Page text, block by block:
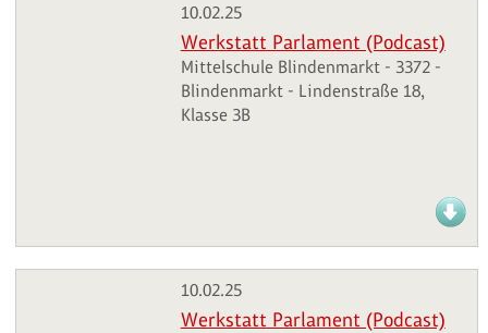
10.02.25
Werkstatt Parlament (Podcast)
Mittelschule Blindenmarkt - 3372 -
Blindenmarkt - Lindenstraße 18,
Klasse 3B
10.02.25
Werkstatt Parlament (Podcast)